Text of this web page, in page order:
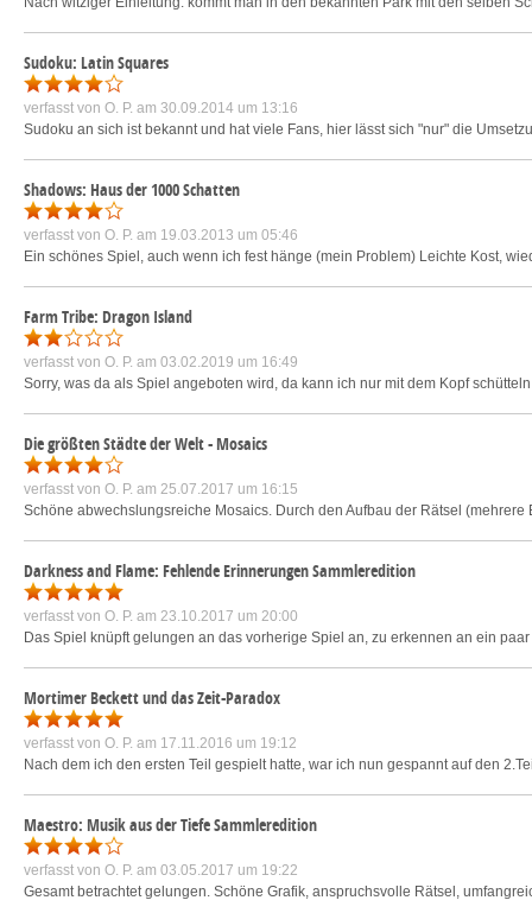
Sudoku: Latin Squares
verfasst von O. P. am 30.09.2014 um 13:16
Sudoku an sich ist bekannt und hat viele Fans, hier lässt sich "nur" die
Shadows: Haus der 1000 Schatten
verfasst von O. P. am 19.03.2013 um 05:46
Ein schönes Spiel, auch wenn ich fest hänge (mein Problem) Leichte Kost,
Farm Tribe: Dragon Island
verfasst von O. P. am 03.02.2019 um 16:49
Sorry, was da als Spiel angeboten wird, da kann ich nur mit dem Kopf
Die größten Städte der Welt - Mosaics
verfasst von O. P. am 25.07.2017 um 16:15
Schöne abwechslungsreiche Mosaics. Durch den Aufbau der Rätsel
Darkness and Flame: Fehlende Erinnerungen Sammleredition
verfasst von O. P. am 23.10.2017 um 20:00
Das Spiel knüpft gelungen an das vorherige Spiel an, zu erkennen an ein
Mortimer Beckett und das Zeit-Paradox
verfasst von O. P. am 17.11.2016 um 19:12
Nach dem ich den ersten Teil gespielt hatte, war ich nun gespannt auf den
Maestro: Musik aus der Tiefe Sammleredition
verfasst von O. P. am 03.05.2017 um 19:22
Gesamt betrachtet gelungen. Schöne Grafik, anspruchsvolle Rätsel,